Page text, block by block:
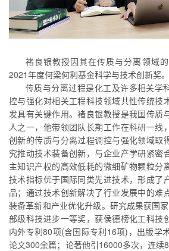
褚良银教授因其在传质与分离领域
2021年度何梁何利基金科学与技术创新奖。
传质与分离过程是化工及许多相关学
控与强化对相关工程科技领域共性传统技
发具有关键作用。褚良银教授是我国传质
人之一，他带领团队长期工作在科研一线
创新的传质与分离过程调控与强化领域取
究推动技术装备创新，与企业产学研紧密
主知识产权的高效低耗的微细矿物颗粒分
技术指标优于国际同类先进技术，形成了
品；通过技术创新解决了行业发展中的难
装备革新和产业优化升级。研究成果获国
部级科技进步一等奖，获侯德榜化工科技
内外专利80项(含国际专利16项)，出版学
论文300余篇；论著他引16000多次，连续